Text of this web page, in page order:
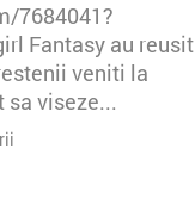
7684041?
Fantasy au reusit
veniti la
viseze...